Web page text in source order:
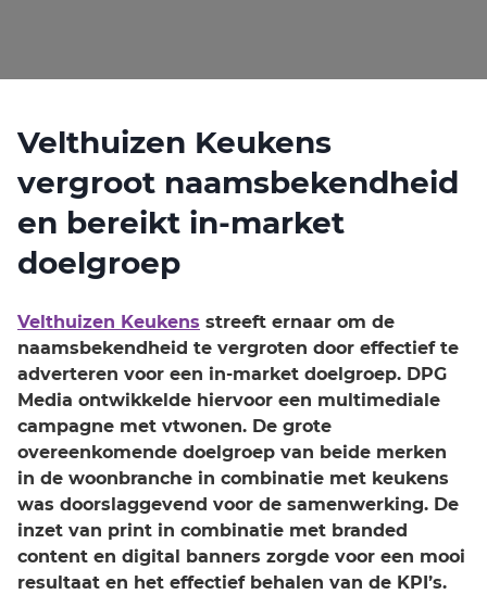
Velthuizen Keukens
vergroot naamsbekendheid
en bereikt in-market
doelgroep
Velthuizen Keukens streeft ernaar om de
naamsbekendheid te vergroten door effectief te
adverteren voor een in-market doelgroep. DPG
Media ontwikkelde hiervoor een multimediale
campagne met vtwonen. De grote
overeenkomende doelgroep van beide merken
in de woonbranche in combinatie met keukens
was doorslaggevend voor de samenwerking. De
inzet van print in combinatie met branded
content en digital banners zorgde voor een mooi
resultaat en het effectief behalen van de KPI’s.